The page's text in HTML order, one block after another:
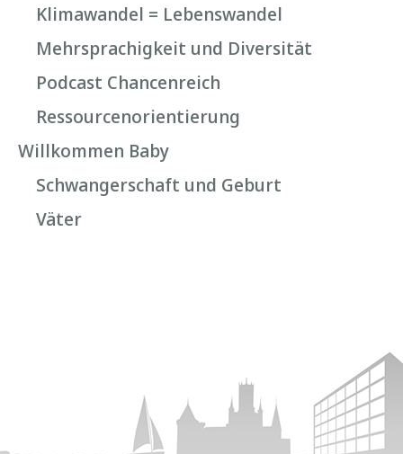
Klimawandel = Lebenswandel
Mehrsprachigkeit und Diversität
Podcast Chancenreich
Ressourcenorientierung
Willkommen Baby
Schwangerschaft und Geburt
Väter